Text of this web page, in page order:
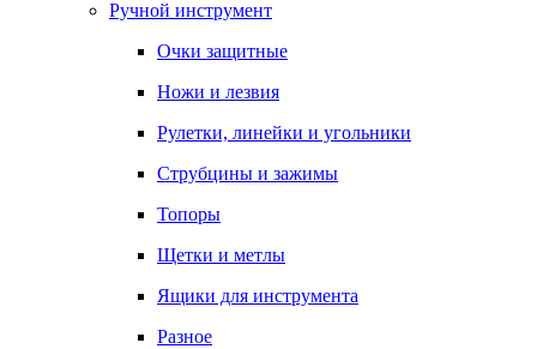
Ручной инструмент
Очки защитные
Ножи и лезвия
Рулетки, линейки и угольники
Струбцины и зажимы
Топоры
Щетки и метлы
Ящики для инструмента
Разное